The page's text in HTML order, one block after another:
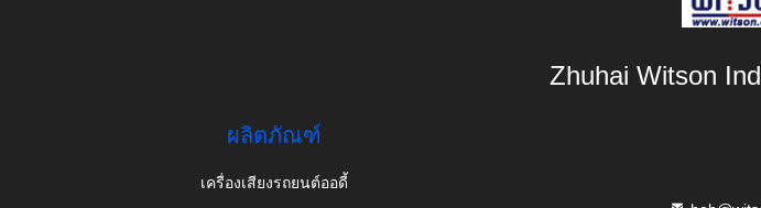
Zhuhai Witson
ผลิตภัณฑ์
เครื่องเสียงรถยนต์ออดี้